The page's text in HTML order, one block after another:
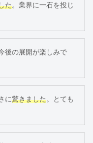
た。業界に一石を投じ
後の展開が楽しみで
に驚きました。とても